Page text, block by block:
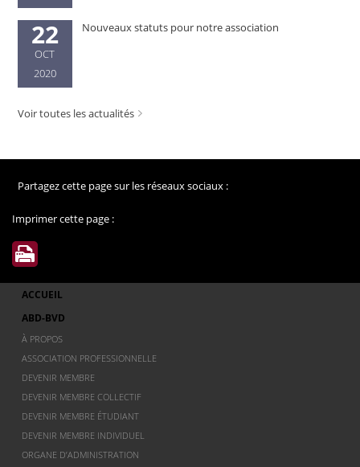
22
OCT
2020
Nouveaux statuts pour notre association
Voir toutes les actualités
Partagez cette page sur les réseaux sociaux :
Imprimer cette page :
ACCUEIL
ABD-BVD
À PROPOS
ASSOCIATION PROFESSIONNELLE
DEVENIR MEMBRE
DEVENIR MEMBRE COLLECTIF
DEVENIR MEMBRE ÉTUDIANT
DEVENIR MEMBRE INDIVIDUEL
ORGANE D’ADMINISTRATION